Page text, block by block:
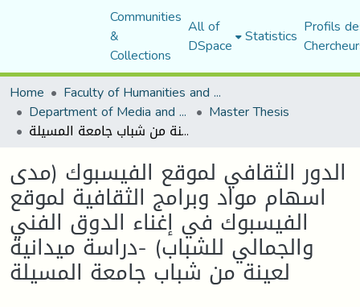
Communities
&
Collections
All of
DSpace Statistics Profils
Home
Faculty of Humanities and Social Sciences
Department of Media and Communication Studies Master Thesis
الدور الثقافي لموقع الفيسبوك (مدى اسهام مواد وبرامج الثقافية لموقع الفيسبوك في إغناء الدوق الفني والجمالي للشباب) -دراسة ميدانية لعينة من شباب جامعة المسيلة
الدور الثقافي لموقع الفيسبوك (مدى
اسهام مواد وبرامج الثقافية لموقع
الفيسبوك في إغناء الدوق الفني
والجمالي للشباب) -دراسة ميدانية
لعينة من شباب جامعة المسيلة